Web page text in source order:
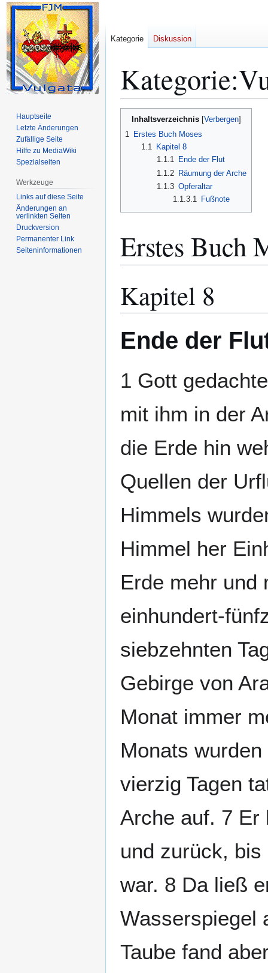
Kategorie:
Zur
Zur
Inhaltsverzeichnis
1 Erstes Buch Moses
1.1
Kapitel 8
1.1.1 Ende der Flut
1.1.2 Räumung der Arche
1.1.3 Opferaltar
1.1.3.1
Fußnote
Erstes Buch
Kapitel 8
Ende der
1 Gott
mit ihm in der
die Erde hin
Quellen der
Himmels
Himmel her
Erde mehr und
einhundert-
siebzehnten
Gebirge von
Monat immer
Monats
vierzig Tagen
Arche auf. 7 Er
und zurück,
war. 8 Da ließ
Wasserspiegel
Taube fand
Kategorie Diskussion
Hauptseite
Letzte Änderungen
Zufällige Seite
Hilfe zu MediaWiki
Spezialseiten
Werkzeuge
Links auf diese Seite
Änderungen an
verlinkten Seiten
Druckversion
Permanenter Link
Seiten­­informationen